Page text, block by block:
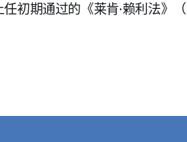
初期通过的《莱肯·赖利法》